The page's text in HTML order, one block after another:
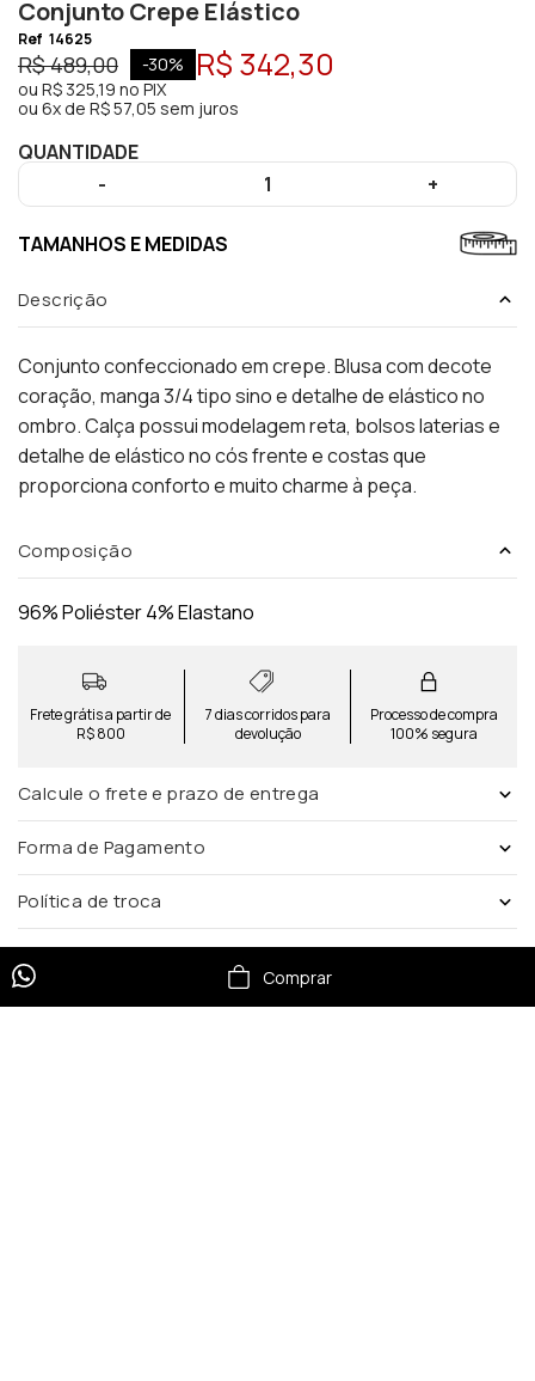
Conjunto Crepe Elástico
Ref 14625
R$ 489,00 -30% R$ 342,30
ou R$ 325,19 no PIX
ou 6x de R$ 57,05 sem juros
QUANTIDADE
-
1 +
TAMANHOS E MEDIDAS
Descrição
Conjunto confeccionado em crepe. Blusa com decote
coração, manga 3/4 tipo sino e detalhe de elástico no
ombro. Calça possui modelagem reta, bolsos laterias e
detalhe de elástico no cós frente e costas que
proporciona conforto e muito charme à peça.
Composição
96% Poliéster 4% Elastano
Frete grátis a partir de
R$ 800
7 dias corridos para
devolução
Processo de compra
100% segura
Calcule o frete e prazo de entrega
Forma de Pagamento
Política de troca
Comprar